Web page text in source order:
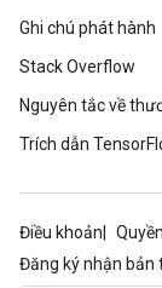
Ghi chú phát hành
Stack Overflow
Nguyên tắc về
Trích dẫn
Điều khoản
Đăng ký nhận bản